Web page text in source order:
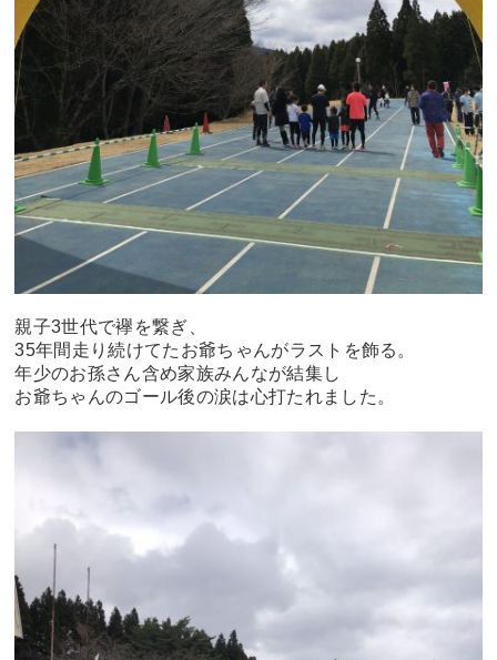
親子3世代で襷を繋ぎ、
35年間走り続けてたお爺ちゃんがラストを飾る。
年少のお孫さん含め家族みんなが結集し
お爺ちゃんのゴール後の涙は心打たれました。